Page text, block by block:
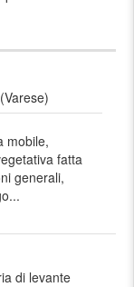
mobile,
fatta
generali,
di levante